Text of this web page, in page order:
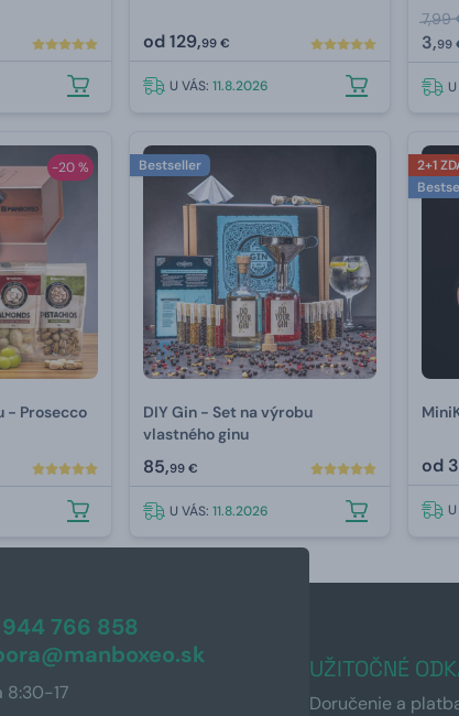
od129,99 €
U VÁS: 11.8.2026
7,99
3,99
-20 %
- Prosecco
Bestseller
DIY Gin - Set na výrobu
vlastného ginu
85,99 €
U VÁS: 11.8.2026
2+1
od
944 766 858
8:30-17
UŽITOČNÉ
Doručenie a